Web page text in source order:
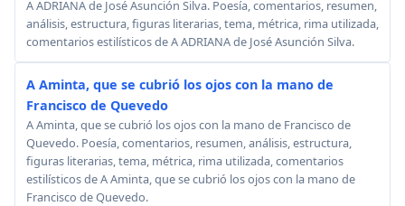
A ADRIANA de José Asunción Silva. Poesía, comentarios, resumen,
análisis, estructura, figuras literarias, tema, métrica, rima utilizada,
comentarios estilísticos de A ADRIANA de José Asunción Silva.
A Aminta, que se cubrió los ojos con la mano de
Francisco de Quevedo
A Aminta, que se cubrió los ojos con la mano de Francisco de
Quevedo. Poesía, comentarios, resumen, análisis, estructura,
figuras literarias, tema, métrica, rima utilizada, comentarios
estilísticos de A Aminta, que se cubrió los ojos con la mano de
Francisco de Quevedo.